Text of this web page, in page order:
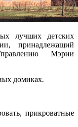
лучших детских
принадлежащий
Мэрии
домиках.
прикроватные